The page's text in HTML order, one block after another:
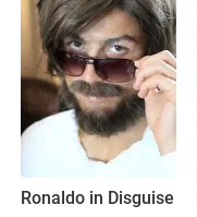
Ronaldo in Disguise